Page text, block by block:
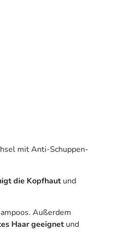
mit Anti-Schuppen-
die Kopfhautund
Außerdem
Haar geeignetund